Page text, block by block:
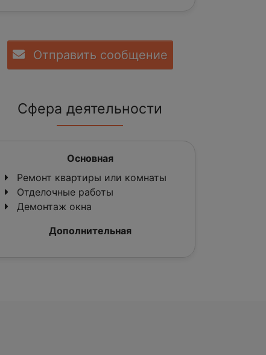
Отправить сообщение
Сфера деятельности
Основная
Ремонт квартиры или комнаты
Отделочные работы
Демонтаж окна
Дополнительная